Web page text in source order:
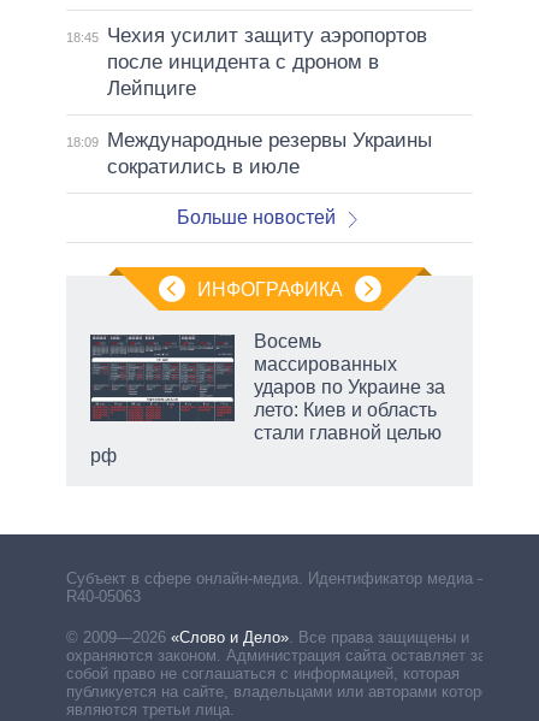
18:45
Чехия усилит защиту аэропортов
после инцидента с дроном в
Лейпциге
18:09
Международные резервы Украины
сократились в июле
Больше новостей
ИНФОГРАФИКА
Восемь
массированных
ударов по Украине за
лето: Киев и область
стали главной целью
рф
Субъект в сфере онлайн-медиа. Идентификатор медиа –
R40-05063
© 2009—2026 «Слово и Дело». Все права защищены и
охраняются законом. Администрация сайта оставляет за
собой право не соглашаться с информацией, которая
публикуется на сайте, владельцами или авторами которой
являются третьи лица.